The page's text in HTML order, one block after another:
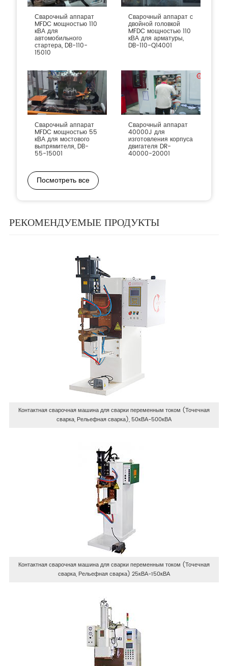
Сварочный аппарат
MFDC мощностью 110
кВА для
автомобильного
стартера, DB-110-
15010
Сварочный аппарат с
двойной головкой
MFDC мощностью 110
кВА для арматуры,
DB-110-Q14001
Сварочный аппарат
MFDC мощностью 55
кВА для мостового
выпрямителя, DB-
55-15001
Сварочный аппарат
40000J для
изготовления корпуса
двигателя DR-
40000-20001
Посмотреть все
РЕКОМЕНДУЕМЫЕ ПРОДУКТЫ
Контактная сварочная машина для сварки переменным током (Точечная
сварка, Рельефная сварка), 50кВА-500кВА
Контактная сварочная машина для сварки переменным током (Точечная
сварка, Рельефная сварка) 25кВА-150кВА